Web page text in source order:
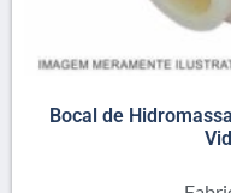
Bocal de